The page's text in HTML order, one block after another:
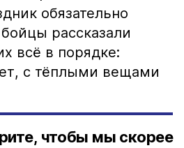
обязательно
рассказали
всё в порядке:
с тёплыми вещами
чтобы мы скорее